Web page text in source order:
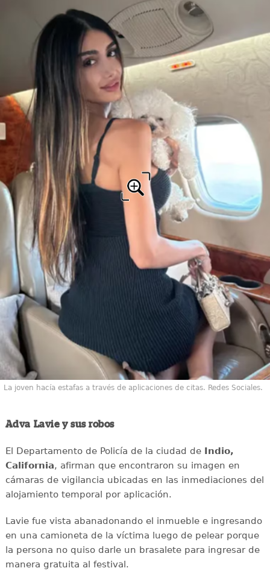
La joven hacía estafas a través de aplicaciones de citas. Redes Sociales.
Adva Lavie y sus robos
El Departamento de Policía de la ciudad de
Indio,
California, afirman que encontraron su imagen en
cámaras de vigilancia ubicadas en las inmediaciones del
alojamiento temporal por aplicación.
Lavie fue vista abanadonando el inmueble e ingresando
en una camioneta de la víctima luego de pelear porque
la persona no quiso darle un brasalete para ingresar de
manera gratuita al festival.